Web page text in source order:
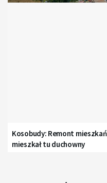
Kosobudy: Remont
mieszkał tu duchowny